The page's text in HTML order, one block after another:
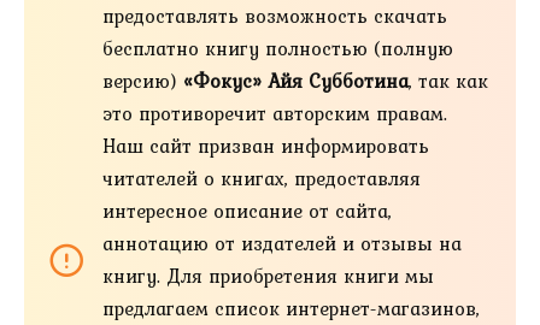
предоставлять возможность скачать
бесплатно книгу полностью (полную
версию) «Фокус» Айя Субботина, так как
это противоречит авторским правам.
Наш сайт призван информировать
читателей о книгах, предоставляя
интересное описание от сайта,
аннотацию от издателей и отзывы на
книгу. Для приобретения книги мы
предлагаем список интернет-магазинов,